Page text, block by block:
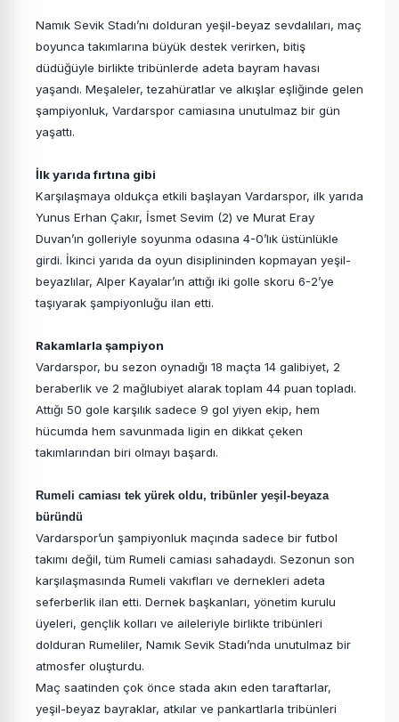
Namık Sevik Stadı’nı dolduran yeşil-beyaz sevdalıları, maç
boyunca takımlarına büyük destek verirken, bitiş
düdüğüyle birlikte tribünlerde adeta bayram havası
yaşandı. Meşaleler, tezahüratlar ve alkışlar eşliğinde gelen
şampiyonluk, Vardarspor camiasına unutulmaz bir gün
yaşattı.
İlk yarıda fırtına gibi
Karşılaşmaya oldukça etkili başlayan Vardarspor, ilk yarıda
Yunus Erhan Çakır, İsmet Sevim (2) ve Murat Eray
Duvan’ın golleriyle soyunma odasına 4-0’lık üstünlükle
girdi. İkinci yarıda da oyun disiplininden kopmayan yeşil-
beyazlılar, Alper Kayalar’ın attığı iki golle skoru 6-2’ye
taşıyarak şampiyonluğu ilan etti.
Rakamlarla şampiyon
Vardarspor, bu sezon oynadığı 18 maçta 14 galibiyet, 2
beraberlik ve 2 mağlubiyet alarak toplam 44 puan topladı.
Attığı 50 gole karşılık sadece 9 gol yiyen ekip, hem
hücumda hem savunmada ligin en dikkat çeken
takımlarından biri olmayı başardı.
Rumeli camiası tek yürek oldu, tribünler yeşil-beyaza
büründü
Vardarspor’un şampiyonluk maçında sadece bir futbol
takımı değil, tüm Rumeli camiası sahadaydı. Sezonun son
karşılaşmasında Rumeli vakıfları ve dernekleri adeta
seferberlik ilan etti. Dernek başkanları, yönetim kurulu
üyeleri, gençlik kolları ve aileleriyle birlikte tribünleri
dolduran Rumeliler, Namık Sevik Stadı’nda unutulmaz bir
atmosfer oluşturdu.
Maç saatinden çok önce stada akın eden taraftarlar,
yeşil-beyaz bayraklar, atkılar ve pankartlarla tribünleri